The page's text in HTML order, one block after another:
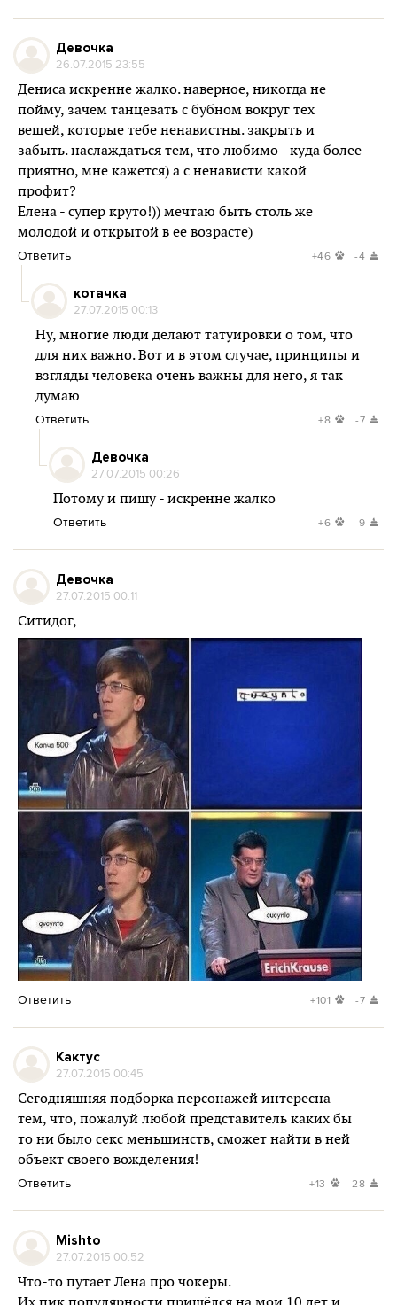
Девочка
26.07.2015 23:55
Дениса искренне жалко. наверное, никогда не
пойму, зачем танцевать с бубном вокруг тех
вещей, которые тебе ненавистны. закрыть и
забыть. наслаждаться тем, что любимо - куда более
приятно, мне кажется) а с ненависти какой
профит?
Елена - супер круто!)) мечтаю быть столь же
молодой и открытой в ее возрасте)
Ответить +46 -4
котачка
27.07.2015 00:13
Ну, многие люди делают татуировки о том, что
для них важно. Вот и в этом случае, принципы и
взгляды человека очень важны для него, я так
думаю
Ответить +8 -7
Девочка
27.07.2015 00:26
Потому и пишу - искренне жалко
Ответить +6 -9
Девочка
27.07.2015 00:11
Ситидог,
Ответить +101 -7
Кактус
27.07.2015 00:45
Сегодняшняя подборка персонажей интересна
тем, что, пожалуй любой представитель каких бы
то ни было секс меньшинств, сможет найти в ней
объект своего вожделения!
Ответить +13 -28
Mishto
27.07.2015 00:52
Что-то путает Лена про чокеры.